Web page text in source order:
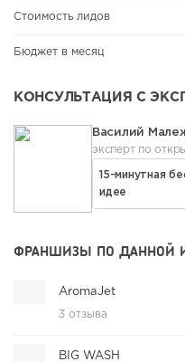
Стоимость лидов
Бюджет в месяц
КОНСУЛЬТАЦИЯ С
Василий
эксперт по
15-минутная
идее
ФРАНШИЗЫ ПО ДАННОЙ
AromaJet
3 отзыва
BIG WASH